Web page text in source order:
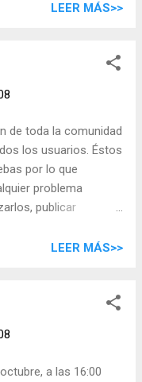
LEER MÁS>>
de toda la comunidad
los usuarios. Éstos
por lo que
problema
publicar
poder crearLEER MÁS>>
a las 16:00